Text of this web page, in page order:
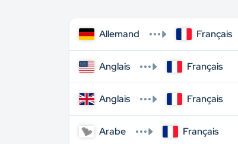
Allemand Français
Anglais Français
Anglais Français
Arabe Français